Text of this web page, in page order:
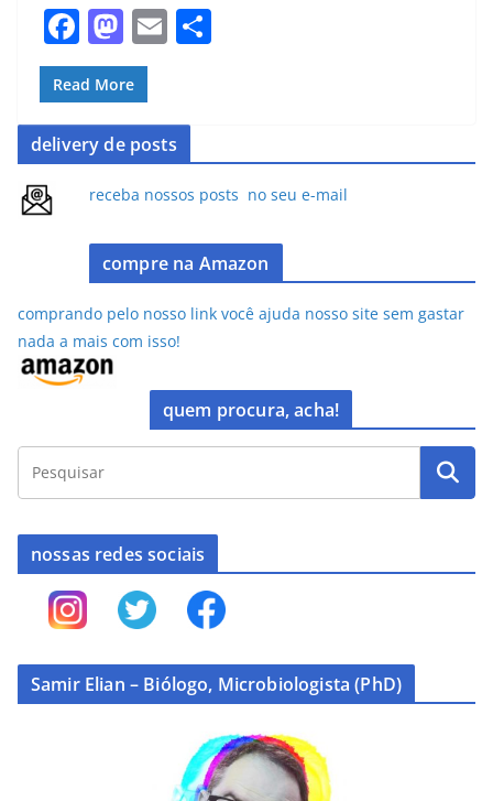
F
a
c
e
b
o
o
k
M
a
st
o
d
o
n
E
l
Read More
delivery de posts
receba nossos posts no seu e-mail
compre na Amazon
comprando pelo nosso link você ajuda nosso site sem gastar
nada a mais com isso!
quem procura, acha!
nossas redes sociais
Samir Elian – Biólogo, Microbiologista (PhD)